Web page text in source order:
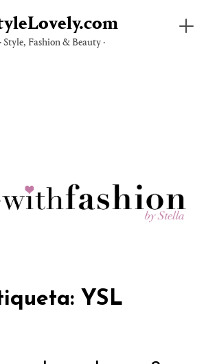
· Style, Fashion & Beauty ·
YSL